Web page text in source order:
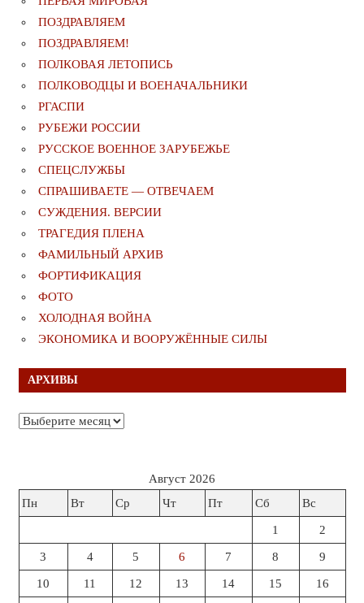
ПОЗДРАВЛЯЕМ
ПОЗДРАВЛЯЕМ!
ПОЛКОВАЯ ЛЕТОПИСЬ
ПОЛКОВОДЦЫ И ВОЕНАЧАЛЬНИКИ
РГАСПИ
РУБЕЖИ РОССИИ
РУССКОЕ ВОЕННОЕ ЗАРУБЕЖЬЕ
СПЕЦСЛУЖБЫ
СПРАШИВАЕТЕ — ОТВЕЧАЕМ
СУЖДЕНИЯ. ВЕРСИИ
ТРАГЕДИЯ ПЛЕНА
ФАМИЛЬНЫЙ АРХИВ
ФОРТИФИКАЦИЯ
ФОТО
ХОЛОДНАЯ ВОЙНА
ЭКОНОМИКА И ВООРУЖЁННЫЕ СИЛЫ
АРХИВЫ
Архивы
Август 2026
Пн
Вт Ср Чт Пт Сб Вс
1 2
3 4 5 6 7 8 9
10 11 12 13 14 15 16